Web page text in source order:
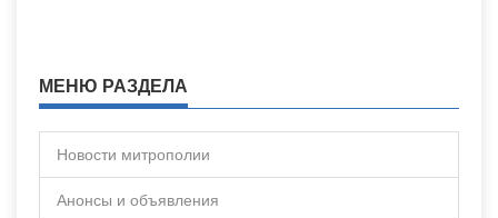
МЕНЮ РАЗДЕЛА
Новости митрополии
Анонсы и объявления